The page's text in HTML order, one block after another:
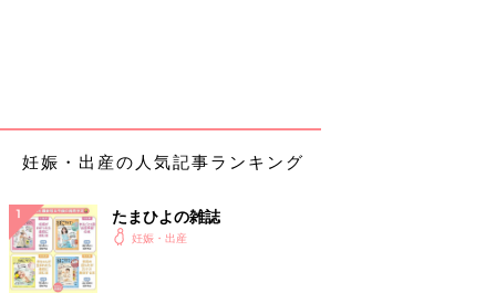
妊娠・出産の人気記事ランキング
たまひよの雑誌
妊娠・出産